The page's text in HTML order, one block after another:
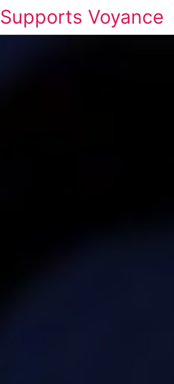
Supports Voyance